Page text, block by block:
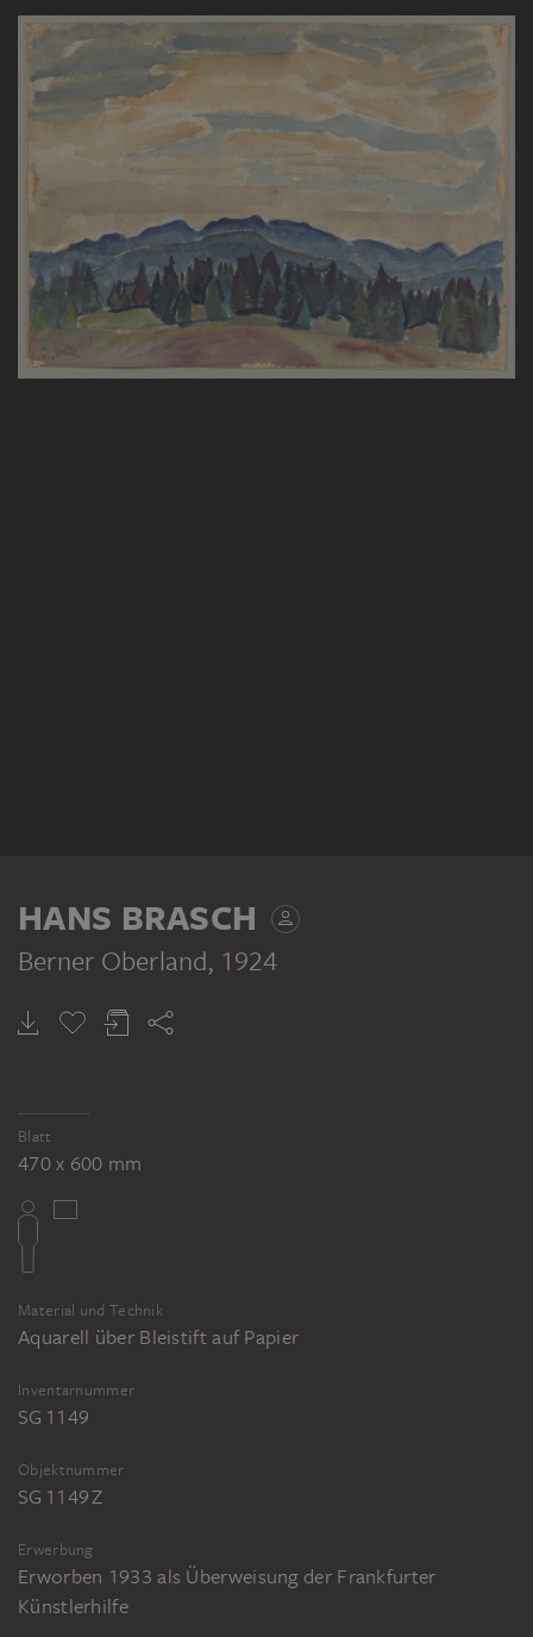
HANS BRASCH
Berner Oberland, 1924
Blatt
470 x 600 mm
Material und Technik
Aquarell über Bleistift auf Papier
Inventarnummer
SG 1149
Objektnummer
SG 1149 Z
Erwerbung
Erworben 1933 als Überweisung der Frankfurter
Künstlerhilfe